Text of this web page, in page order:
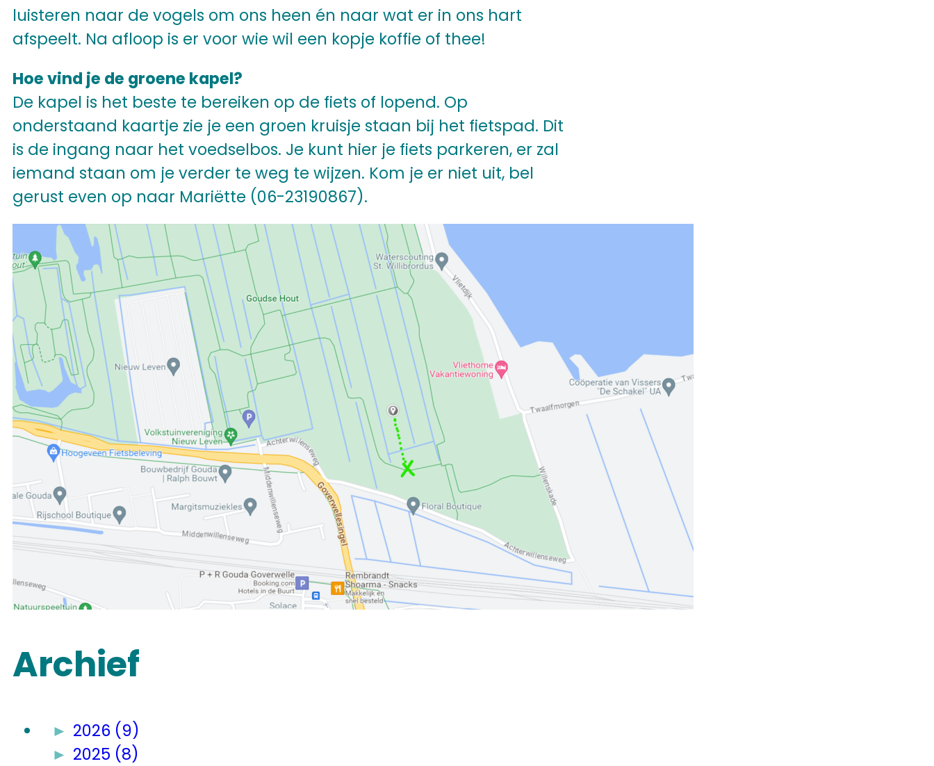
luisteren naar de vogels om ons heen én naar wat er in ons hart
afspeelt. Na afloop is er voor wie wil een kopje koffie of thee!
Hoe vind je de groene kapel?
De kapel is het beste te bereiken op de fiets of lopend. Op
onderstaand kaartje zie je een groen kruisje staan bij het fietspad. Dit
is de ingang naar het voedselbos. Je kunt hier je fiets parkeren, er zal
iemand staan om je verder te weg te wijzen. Kom je er niet uit, bel
gerust even op naar Mariëtte (06-23190867).
Archief
► 2026 (9)
► 2025 (8)